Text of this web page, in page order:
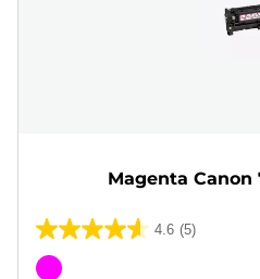
Magenta Canon
4.6 (5)
4.6/5
tähteä.
Värikasetti